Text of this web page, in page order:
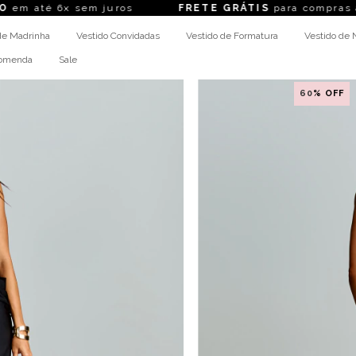
6x sem jurosFRETE GRÁTIS para compras
Madrinha Vestido Convidadas Vestido de Formatura Vestido de
Sale
60% OFF